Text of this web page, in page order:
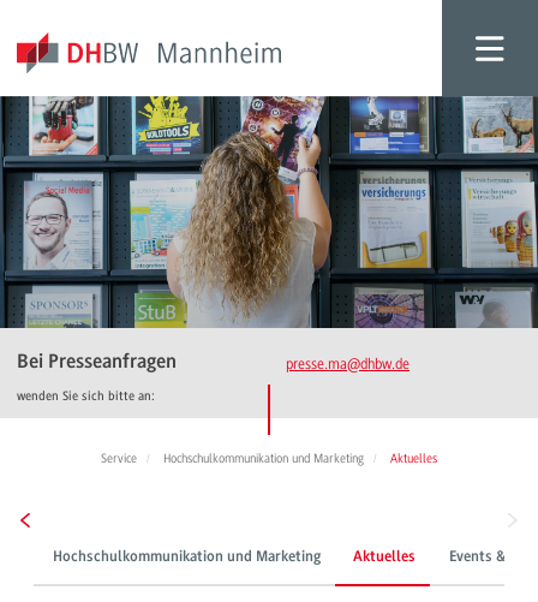
Bei Presseanfragen
wenden Sie sich bitte an:
presse.ma@dhbw.de
Service Hochschulkommunikation und Marketing Aktuelles
Hochschulkommunikation und Marketing Aktuelles Events &